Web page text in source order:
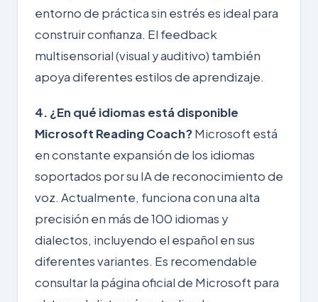
entorno de práctica sin estrés es ideal para
construir confianza. El feedback
multisensorial (visual y auditivo) también
apoya diferentes estilos de aprendizaje.
4. ¿En qué idiomas está disponible
Microsoft Reading Coach?Microsoft está
en constante expansión de los idiomas
soportados por su IA de reconocimiento de
voz. Actualmente, funciona con una alta
precisión en más de 100 idiomas y
dialectos, incluyendo el español en sus
diferentes variantes. Es recomendable
consultar la página oficial de Microsoft para